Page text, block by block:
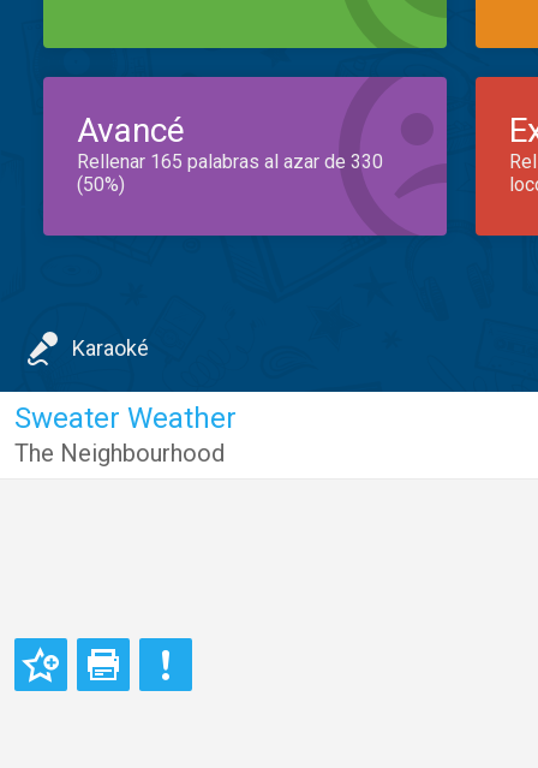
Avancé
Rellenar 165 palabras al azar de 330
(50%)
Karaoké
Sweater Weather
The Neighbourhood